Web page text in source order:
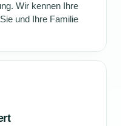
Wir kennen Ihre
und Ihre Familie